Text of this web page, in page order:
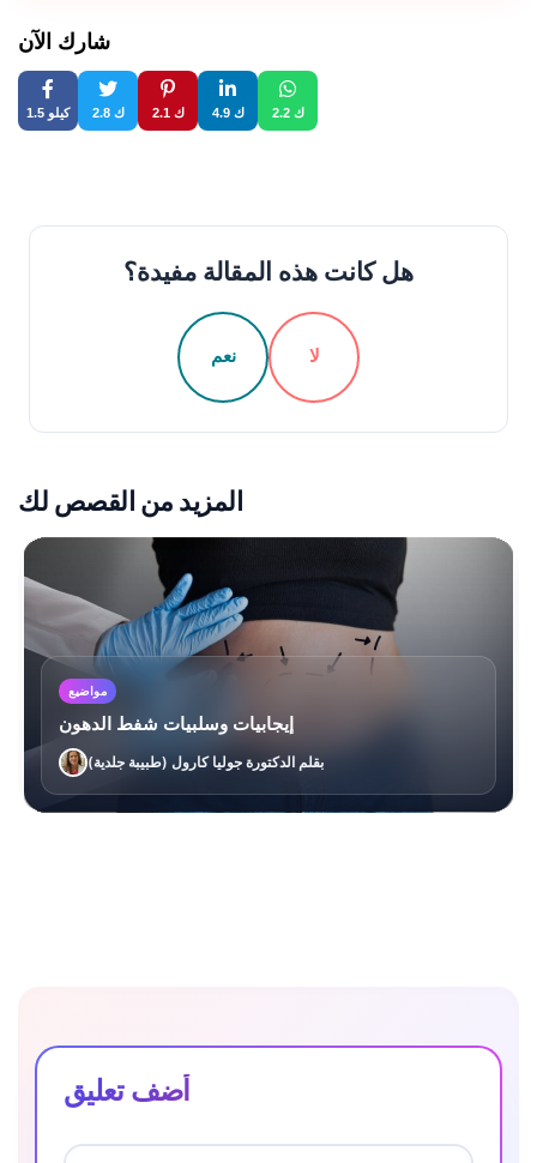
شارك الآن
1.5 كيلو 2.8 ك 2.1 ك 4.9 ك 2.2 ك
هل كانت هذه المقالة مفيدة؟
نعم لا
المزيد من القصص لك
مواضيع
إيجابيات وسلبيات شفط الدهون
بقلم الدكتورة جوليا كارول (طبيبة جلدية)
أضف تعليق